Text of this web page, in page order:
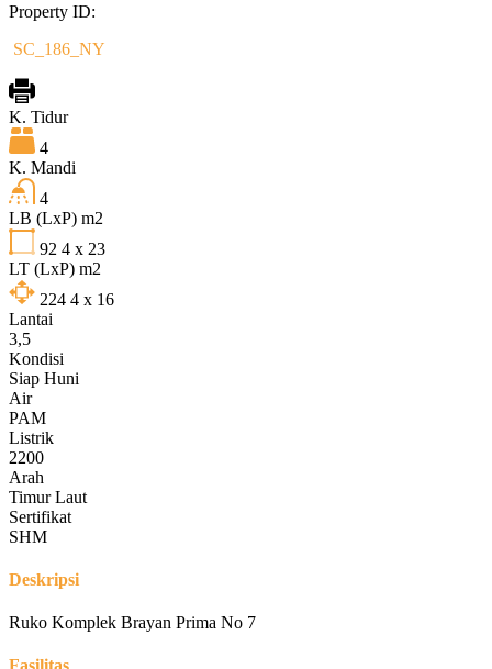
Property ID:
SC_186_NY
K. Tidur
4
K. Mandi
4
LB (LxP) m2
92 4 x 23
LT (LxP) m2
224 4 x 16
Lantai
3,5
Kondisi
Siap Huni
Air
PAM
Listrik
2200
Arah
Timur Laut
Sertifikat
SHM
Deskripsi
Ruko Komplek Brayan Prima No 7